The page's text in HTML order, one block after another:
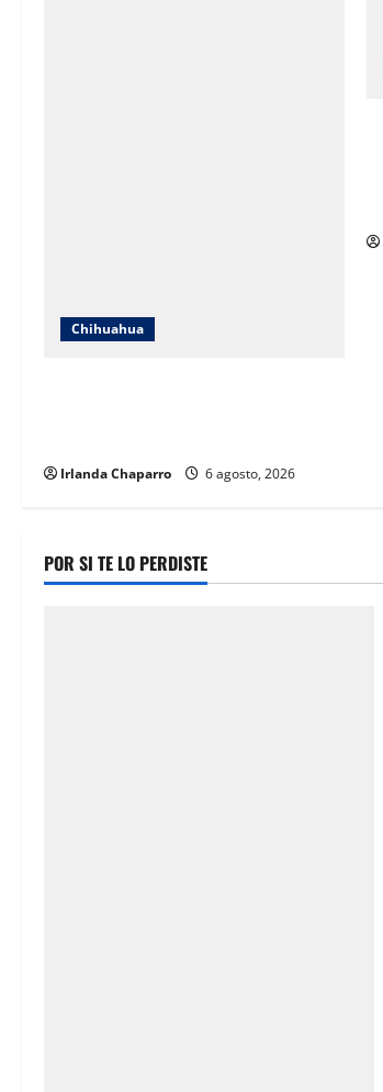
Chihuahua
Irlanda Chaparro 6 agosto, 2026
POR SI TE LO PERDISTE